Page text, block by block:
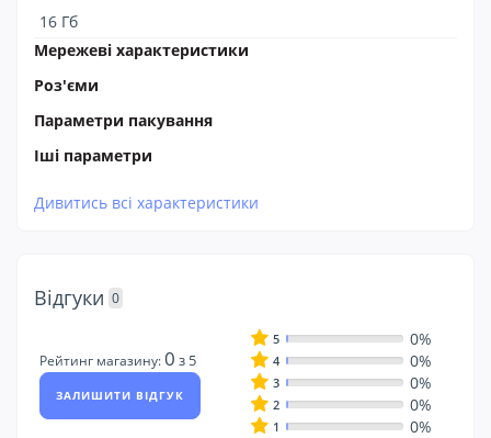
16 Гб
Мережеві характеристики
Роз'єми
Параметри пакування
Іші параметри
Дивитись всі характеристики
Відгуки 0
Рейтинг магазину:0 з 5
ЗАЛИШИТИ ВІДГУК
5 0%
4 0%
3 0%
2 0%
1 0%